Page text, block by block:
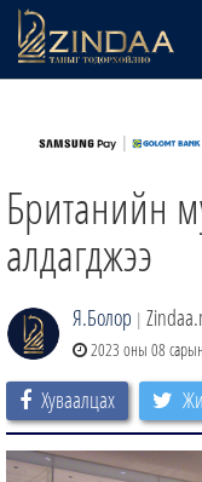
ТВ8
ӨГЛӨӨНИЙ СОНИН
АУДИО ЗОХИОЛ
ЗИНДАА СЭТГҮҮЛ
Британийн
алдагджээ
Я.Болор |
2023 оны 08
Хуваалцах